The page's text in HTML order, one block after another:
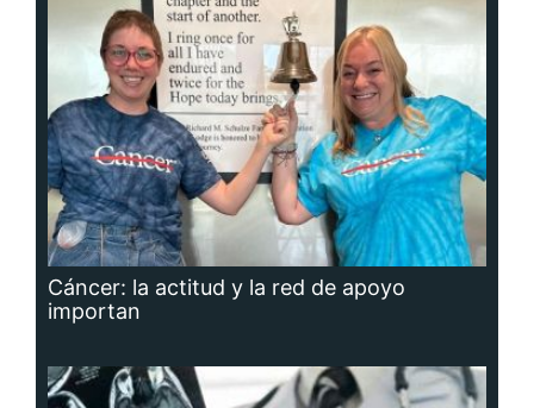
Cáncer: la actitud y la red de apoyo
importan